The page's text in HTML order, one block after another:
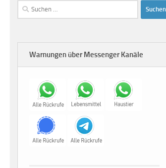
Suchen
nach:
Warnungen über Messenger Kanäle